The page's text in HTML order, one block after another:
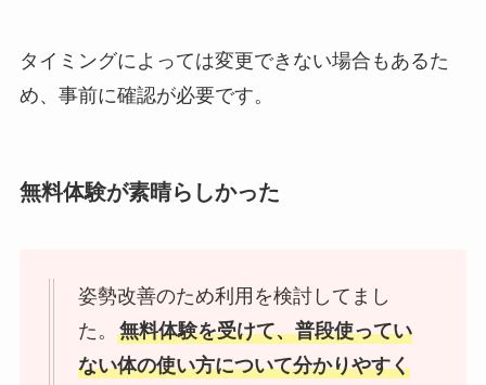
タイミングによっては変更できない場合もあるた
め、事前に確認が必要です。
無料体験が素晴らしかった
姿勢改善のため利用を検討してまし
た。 無料体験を受けて、普段使ってい
ない体の使い方について分かりやすく